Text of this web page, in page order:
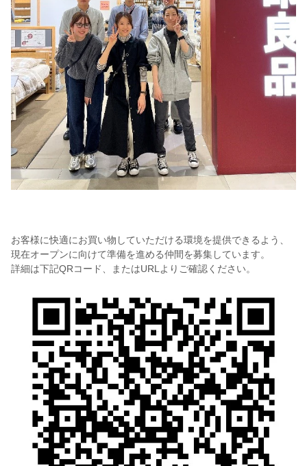
お客様に快適にお買い物していただける環境を提供できるよう、
現在オープンに向けて準備を進める仲間を募集しています。
詳細は下記QRコード、またはURLよりご確認ください。